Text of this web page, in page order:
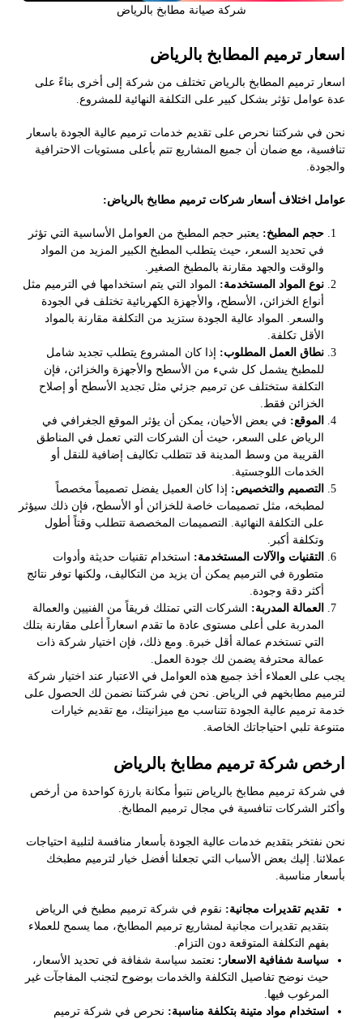
شركة صيانة مطابخ بالرياض
اسعار ترميم المطابخ بالرياض
اسعار ترميم المطابخ بالرياض تختلف من شركة إلى أخرى بناءً على
عدة عوامل تؤثر بشكل كبير على التكلفة النهائية للمشروع.
نحن في شركتنا نحرص على تقديم خدمات ترميم عالية الجودة باسعار
تنافسية، مع ضمان أن جميع المشاريع تتم بأعلى مستويات الاحترافية
والجودة.
عوامل اختلاف أسعار شركات ترميم مطابخ بالرياض:
حجم المطبخ: يعتبر حجم المطبخ من العوامل الأساسية التي تؤثر
في تحديد السعر، حيث يتطلب المطبخ الكبير المزيد من المواد
والوقت والجهد مقارنة بالمطبخ الصغير.
نوع المواد المستخدمة: المواد التي يتم استخدامها في الترميم مثل
أنواع الخزائن، الأسطح، والأجهزة الكهربائية تختلف في الجودة
والسعر. المواد عالية الجودة ستزيد من التكلفة مقارنة بالمواد
الأقل تكلفة.
نطاق العمل المطلوب: إذا كان المشروع يتطلب تجديد شامل
للمطبخ يشمل كل شيء من الأسطح والأجهزة والخزائن، فإن
التكلفة ستختلف عن ترميم جزئي مثل تجديد الأسطح أو إصلاح
الخزائن فقط.
الموقع: في بعض الأحيان، يمكن أن يؤثر الموقع الجغرافي في
الرياض على السعر، حيث أن الشركات التي تعمل في المناطق
القريبة من وسط المدينة قد تتطلب تكاليف إضافية للنقل أو
الخدمات اللوجستية.
التصميم والتخصيص: إذا كان العميل يفضل تصميماً مخصصاً
لمطبخه، مثل تصميمات خاصة للخزائن أو الأسطح، فإن ذلك سيؤثر
على التكلفة النهائية. التصميمات المخصصة تتطلب وقتاً أطول
وتكلفة أكبر.
التقنيات والآلات المستخدمة: استخدام تقنيات حديثة وأدوات
متطورة في الترميم يمكن أن يزيد من التكاليف، ولكنها توفر نتائج
أكثر دقة وجودة.
العمالة المدربة: الشركات التي تمتلك فريقاً من الفنيين والعمالة
المدربة على أعلى مستوى عادة ما تقدم اسعاراً أعلى مقارنة بتلك
التي تستخدم عمالة أقل خبرة. ومع ذلك، فإن اختيار شركة ذات
عمالة محترفة يضمن لك جودة العمل.
يجب على العملاء أخذ جميع هذه العوامل في الاعتبار عند اختيار شركة
لترميم مطابخهم في الرياض. نحن في شركتنا نضمن لك الحصول على
خدمة ترميم عالية الجودة تتناسب مع ميزانيتك، مع تقديم خيارات
متنوعة تلبي احتياجاتك الخاصة.
ارخص شركة ترميم مطابخ بالرياض
في شركة ترميم مطابخ بالرياض نتبوأ مكانة بارزة كواحدة من أرخص
وأكثر الشركات تنافسية في مجال ترميم المطابخ.
نحن نفتخر بتقديم خدمات عالية الجودة بأسعار منافسة لتلبية احتياجات
عملائنا. إليك بعض الأسباب التي تجعلنا أفضل خيار لترميم مطبخك
بأسعار مناسبة.
تقديم تقديرات مجانية: نقوم في شركة ترميم مطبخ في الرياض
بتقديم تقديرات مجانية لمشاريع ترميم المطابخ، مما يسمح للعملاء
بفهم التكلفة المتوقعة دون التزام.
سياسة شفافية الاسعار: نعتمد سياسة شفافة في تحديد الأسعار،
حيث نوضح تفاصيل التكلفة والخدمات بوضوح لتجنب المفاجآت غير
المرغوب فيها.
استخدام مواد متينة بتكلفة مناسبة: نحرص في شركة ترميم